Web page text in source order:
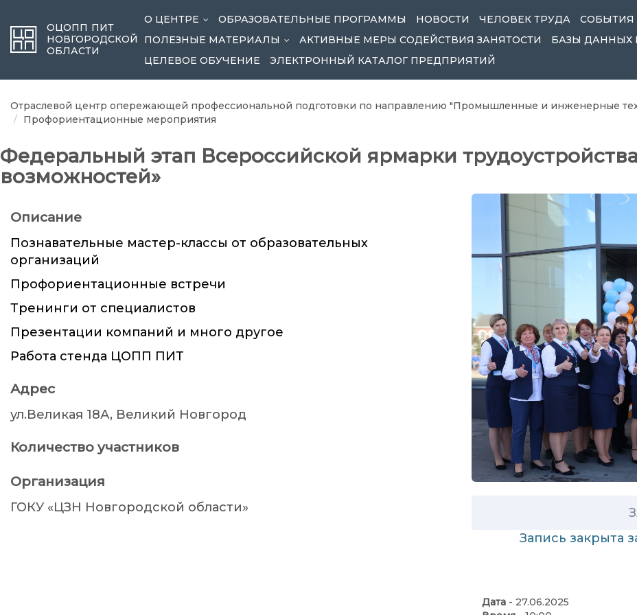
ОЦОПП ПИТ
НОВГОРОДСКОЙ
ОБЛАСТИ
О ЦЕНТРЕ ОБРАЗОВАТЕЛЬНЫЕ ПРОГРАММЫ НОВОСТИ ЧЕЛОВЕК ТРУДА СОБЫТИЯ
ПОЛЕЗНЫЕ МАТЕРИАЛЫ АКТИВНЫЕ МЕРЫ СОДЕЙСТВИЯ ЗАНЯТОСТИ БАЗЫ ДАННЫХ
ЦЕЛЕВОЕ ОБУЧЕНИЕ ЭЛЕКТРОННЫЙ КАТАЛОГ ПРЕДПРИЯТИЙ
Отраслевой центр опережающей профессиональной подготовки по направлению "Промышленные и инженерные
Профориентационные мероприятия
Федеральный этап Всероссийской ярмарки
возможностей»
Описание
Познавательные мастер-классы от образовательных
организаций
Профориентационные встречи
Тренинги от специалистов
Презентации компаний и много другое
Работа стенда ЦОПП ПИТ
Адрес
ул.Великая 18А, Великий Новгород
Количество участников
Организация
ГОКУ «ЦЗН Новгородской области»
Запись закрыта
Дата - 27.06.2025